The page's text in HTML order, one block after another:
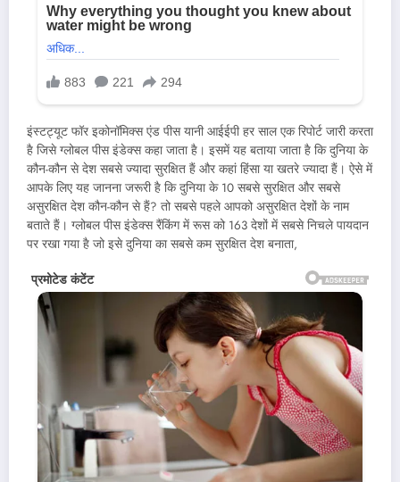
इंस्टट्यूट फॉर इकोनॉमिक्स एंड पीस यानी आईईपी हर साल एक रिपोर्ट जारी करता
है जिसे ग्लोबल पीस इंडेक्स कहा जाता है। इसमें यह बताया जाता है कि दुनिया के
कौन-कौन से देश सबसे ज्यादा सुरक्षित हैं और कहां हिंसा या खतरे ज्यादा हैं। ऐसे में
आपके लिए यह जानना जरूरी है कि दुनिया के 10 सबसे सुरक्षित और सबसे
असुरक्षित देश कौन-कौन से हैं? तो सबसे पहले आपको असुरक्षित देशों के नाम
बताते हैं। ग्लोबल पीस इंडेक्स रैंकिंग में रूस को 163 देशों में सबसे निचले पायदान
पर रखा गया है जो इसे दुनिया का सबसे कम सुरक्षित देश बनाता,